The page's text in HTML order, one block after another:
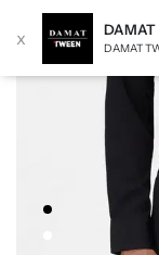
x DAMAT
DAMAT